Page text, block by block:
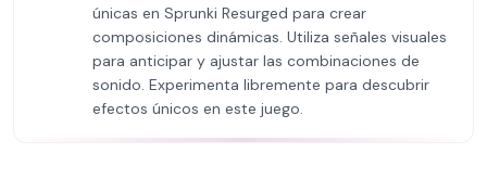
únicas en Sprunki Resurged para crear
composiciones dinámicas. Utiliza señales visuales
para anticipar y ajustar las combinaciones de
sonido. Experimenta libremente para descubrir
efectos únicos en este juego.